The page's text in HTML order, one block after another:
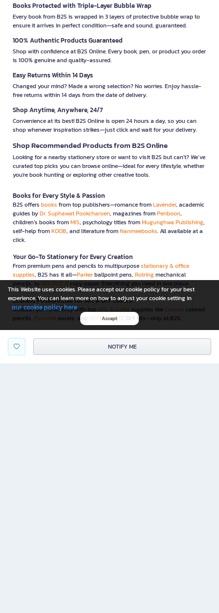
NOTIFY ME
Books Protected with Triple-Layer Bubble Wrap
Every book from B2S is wrapped in 3 layers of protective bubble wrap to
ensure it arrives in perfect condition—safe and sound, guaranteed.
100% Authentic Products Guaranteed
Shop with confidence at B2S Online. Every book, pen, or product you order
is 100% genuine and quality-assured.
Easy Returns Within 14 Days
Changed your mind? Made a wrong selection? No worries. Enjoy hassle-
free returns within 14 days from the date of delivery.
Shop Anytime, Anywhere, 24/7
Convenience at its best! B2S Online is open 24 hours a day, so you can
shop whenever inspiration strikes—just click and wait for your delivery.
Shop Recommended Products from B2S Online
Looking for a nearby stationery store or want to visit B2S but can't? We’ve
curated top picks you can browse online—ideal for every lifestyle, whether
you're book hunting or exploring other creative tools.
Books for Every Style & Passion
B2S offers books from top publishers—romance fromLavender, academic
guides byDr. Suphawat Pookcharoen, magazines fromPenboon,
children’s books fromMIS, psychology titles fromMugunghwa Publishing,
self-help fromKOOB, and literature fromNanmeebooks. All available at a
click.
Your Go-To Stationery for Every Creation
From premium pens and pencils to multipurposestationary & office
supplies, B2S has it all—Parkerballpoint pens, Rotringmechanical
pencils, to DOUBLE A copy paper. Everything you need in one place.
Endless Possibilities for Art & DIY Lovers
Unleash your creativity with top arts & crafts supplies like Colleen colored
pencils, Pyramid easels, and MONT MARTE DIY kits—only at B2S.
From educational toys to gifts and games, B2S has the perfect options—
whether it’s aKAKAO FRIENDSthermal bag orSIAM BOARDGAMES’ Love
This Website uses cookies. Please accept our cookie policy for your best
experience. You can learn more on how to adjust your cookie setting in
our cookie policy here
Accept